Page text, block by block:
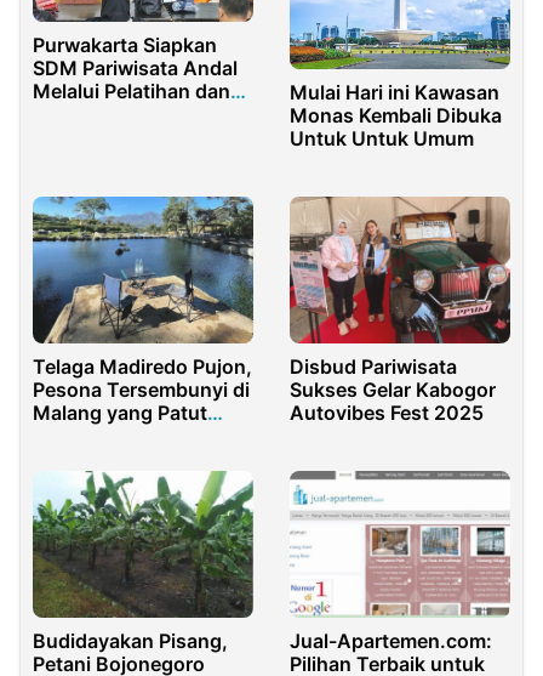
Purwakarta Siapkan
SDM Pariwisata Andal
Melalui Pelatihan dan
Mulai Hari ini Kawasan
Monas Kembali Dibuka
Untuk Untuk Umum
Telaga Madiredo Pujon,
Pesona Tersembunyi di
Malang yang Patut
Disbud Pariwisata
Sukses Gelar Kabogor
Autovibes Fest 2025
Budidayakan Pisang,
Petani Bojonegoro
Jual-Apartemen.com:
Pilihan Terbaik untuk